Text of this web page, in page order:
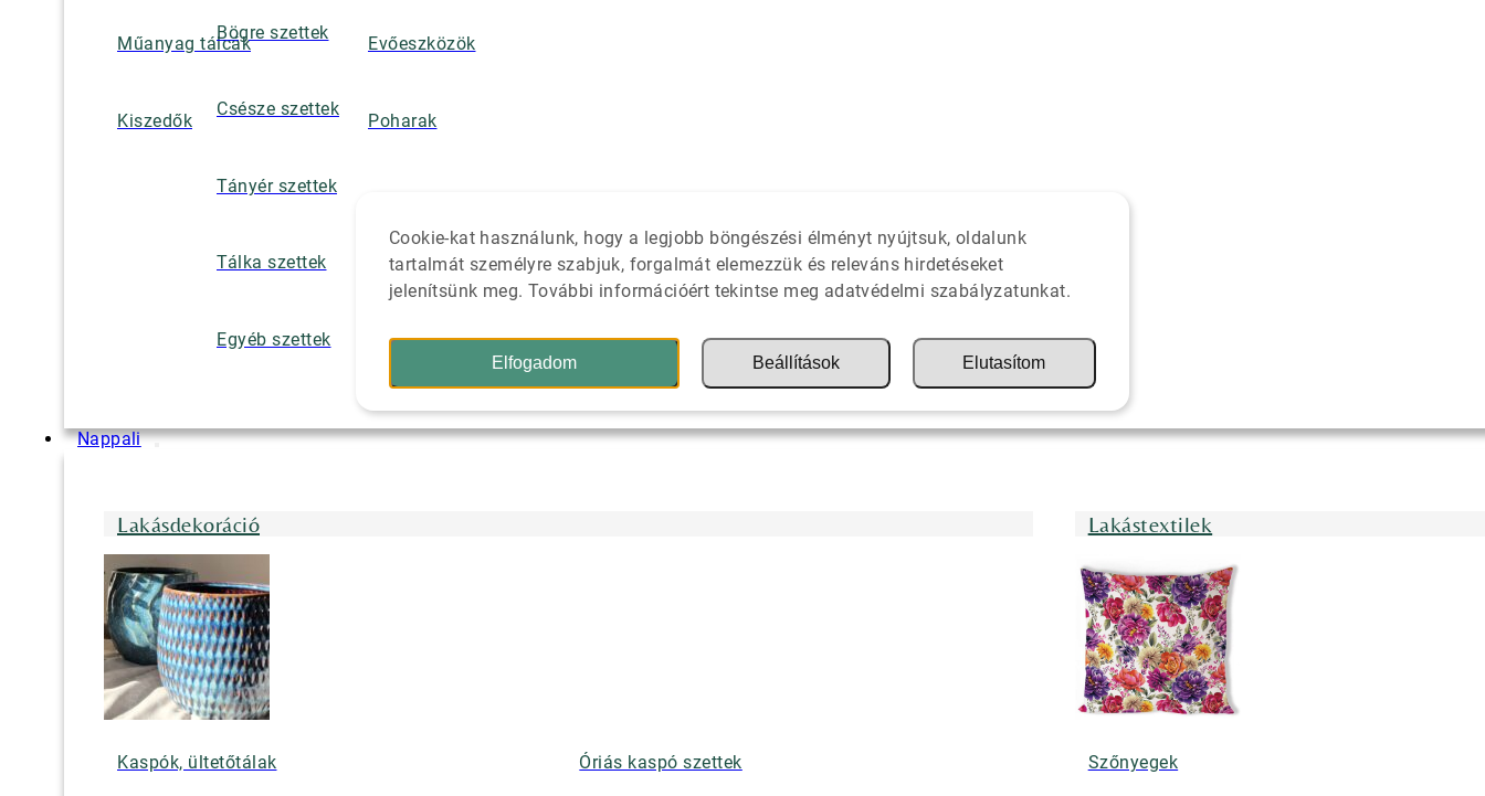
Műanyag tálcák Evőeszközök
Kiszedők Poharak
Bögre szettek
Csésze szettek
Tányér szettek
Tálka szettek
Egyéb szettek
Nappali
Lakásdekoráció
Kaspók, ültetőtálak Óriás kaspó szettek
Lakástextilek
Szőnyegek
Cookie-kat használunk, hogy a legjobb böngészési élményt nyújtsuk, oldalunk
tartalmát személyre szabjuk, forgalmát elemezzük és releváns hirdetéseket
jelenítsünk meg. További információért tekintse meg adatvédelmi szabályzatunkat.
Elfogadom Beállítások Elutasítom